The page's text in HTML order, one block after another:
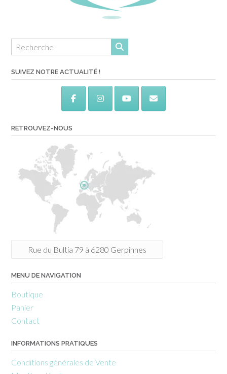
SUIVEZ NOTRE ACTUALITÉ !
RETROUVEZ-NOUS
Rue du Bultia 79 à 6280 Gerpinnes
MENU DE NAVIGATION
Boutique
Panier
Contact
INFORMATIONS PRATIQUES
Conditions générales de Vente